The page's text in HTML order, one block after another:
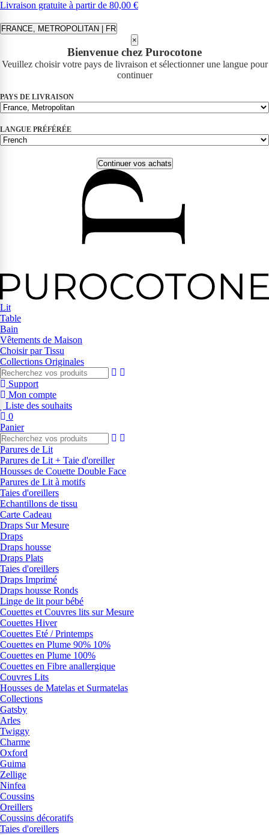
Livraison gratuite à partir de 80,00 €
FRANCE, METROPOLITAN | FR
×
Bienvenue chez Purocotone
Veuillez choisir votre pays de livraison et sélectionner une langue pour
continuer
PAYS DE LIVRAISON
LANGUE PRÉFÉRÉE
Continuer vos achats
Lit
Table
Bain
Vêtements de Maison
Choisir par Tissu
Collections Originales
Support
Mon compte
Liste des souhaits
0
Panier
Parures de Lit
Parures de Lit + Taie d'oreiller
Housses de Couette Double Face
Parures de Lit à motifs
Taies d'oreillers
Echantillons de tissu
Carte Cadeau
Draps Sur Mesure
Draps
Draps housse
Draps Plats
Taies d'oreillers
Draps Imprimé
Draps housse Ronds
Linge de lit pour bébé
Couettes et Couvres lits sur Mesure
Couettes Hiver
Couettes Eté / Printemps
Couettes en Plume 90% 10%
Couettes en Plume 100%
Couettes en Fibre anallergique
Couvres Lits
Housses de Matelas et Surmatelas
Collections
Gatsby
Arles
Twiggy
Charme
Oxford
Guima
Zellige
Ninfea
Coussins
Oreillers
Coussins décoratifs
Taies d'oreillers